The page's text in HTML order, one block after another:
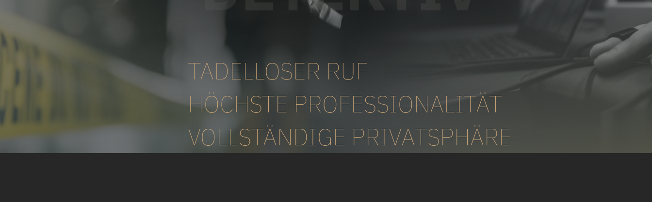
TADELLOSER RUF
HÖCHSTE PROFESSIONALITÄT
VOLLSTÄNDIGE PRIVATSPHÄRE